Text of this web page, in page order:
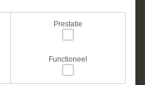
zijn samengevoegd
appartement, met behoud
Prestatie
Functioneel